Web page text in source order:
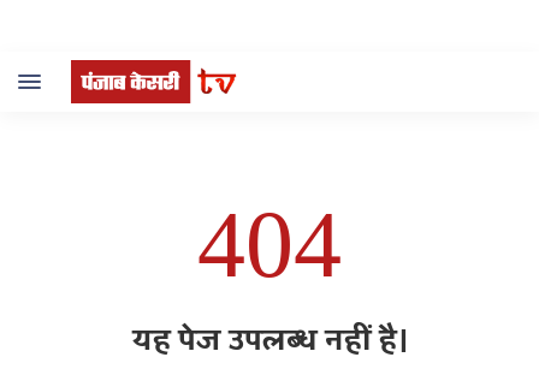
Toggle
navigation
404
यह पेज उपलब्ध नहीं है।